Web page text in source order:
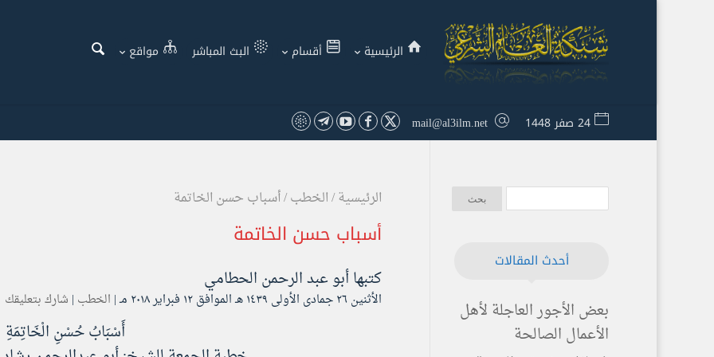
الرئيسية أقسام البث المباشر مواقع
24 صفر 1448 mail@al3ilm.net
الرئيسية/الخطب/أسباب حسن الخاتمة
أسباب حسن الخاتمة
كتبهاأبو عبد الرحمن الحطامي
الأثنين ۲٦ جمادى الأولى ۱٤۳۹ هـ الموافق ۱۲ فبراير ۲۰۱۸ مـ | الخطب | شارك بتعليقك
أَسْبَابُ حُسْنِ الْخَاتِمَةِ​
أحدث المقالات
بعض الأجور العاجلة لأهل
الأعمال الصالحة